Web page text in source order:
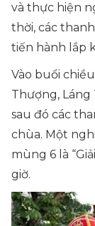
và thực hiện
thời, các
tiến hành lắp
Vào buổi
Thượng,
sau đó các
chùa. Một
mùng 6 là
giờ.